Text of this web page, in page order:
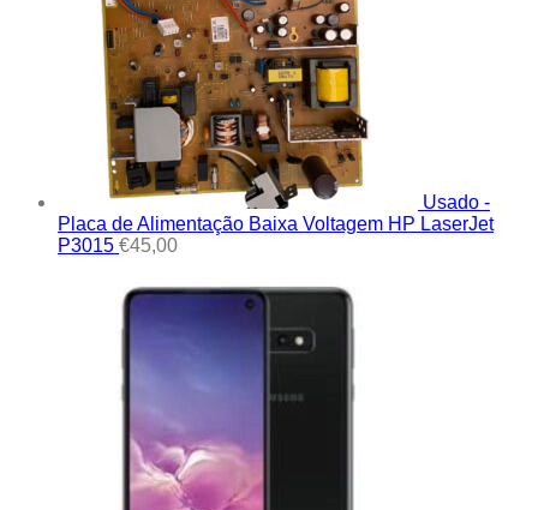
Usado -
Placa de Alimentação Baixa Voltagem HP LaserJet
P3015 €45,00